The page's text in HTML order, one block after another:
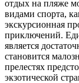
отдых на пляже
видами спорта,
экскурсионная
приключений.
является
становится
прелестях
экзотической